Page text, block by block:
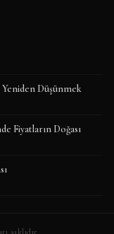
Düşünmek
Fiyatların Doğası